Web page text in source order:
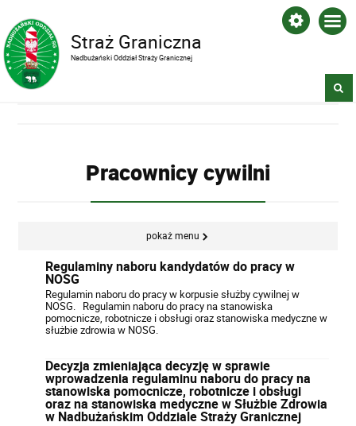
Straż Graniczna
Nadbużański Oddział Straży Granicznej
Pracownicy cywilni
pokaż menu
Regulaminy naboru kandydatów do pracy w
NOSG
Regulamin naboru do pracy w korpusie służby cywilnej w
NOSG. Regulamin naboru do pracy na stanowiska
pomocnicze, robotnicze i obsługi oraz stanowiska medyczne w
służbie zdrowia w NOSG.
Decyzja zmieniająca decyzję w sprawie
wprowadzenia regulaminu naboru do pracy na
stanowiska pomocnicze, robotnicze i obsługi
oraz na stanowiska medyczne w Służbie Zdrowia
w Nadbużańskim Oddziale Straży Granicznej